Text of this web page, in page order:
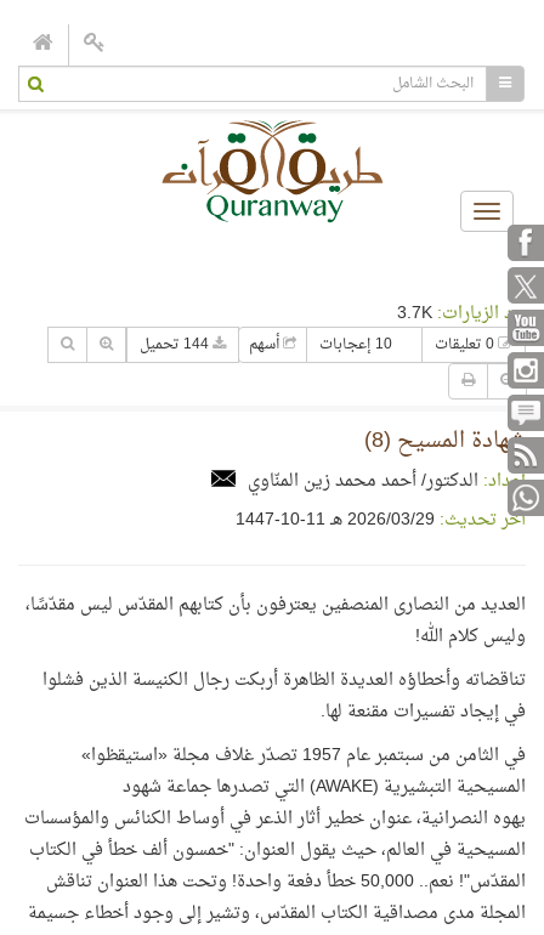
Toggle
navigation
عدد الزيارات:
10 إعجابات أسهم
شهادة المسيح (8)
إعداد: الدكتور/ أحمد محمد زين المنّاوي
آخر تحديث: 29‏/03‏/2026 هـ 11-10-1447
العديد من النصارى المنصفين يعترفون بأن كتابهم المقدّس ليس مقدّسًا،
وليس كلام الله!
تناقضاته وأخطاؤه العديدة الظاهرة أربكت رجال الكنيسة الذين فشلوا
في إيجاد تفسيرات مقنعة لها.
في الثامن من سبتمبر عام 1957 تصدّر غلاف مجلة «استيقظوا»
المسيحية التبشيرية (AWAKE) التي تصدرها جماعة شهود
يهوه النصرانية، عنوان خطير أثار الذعر في أوساط الكنائس والمؤسسات
المسيحية في العالم، حيث يقول العنوان: "خمسون ألف خطأ في الكتاب
المقدّس"! نعم.. 50,000 خطأ دفعة واحدة! وتحت هذا العنوان تناقش
المجلة مدى مصداقية الكتاب المقدّس، وتشير إلى وجود أخطاء جسيمة